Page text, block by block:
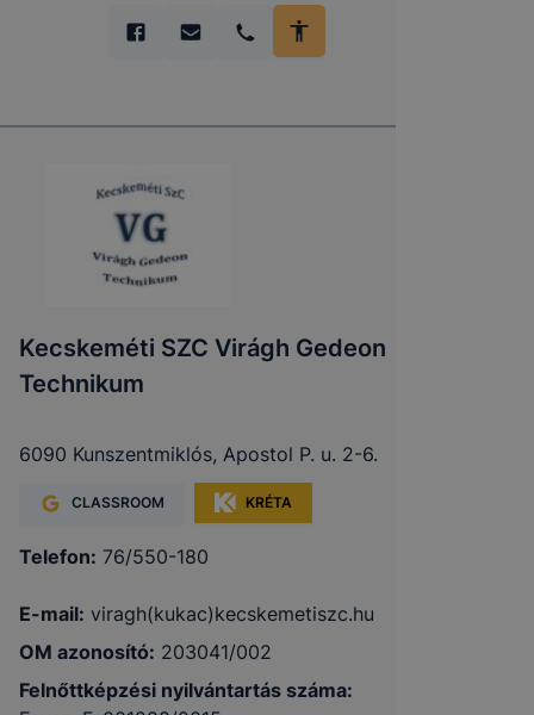
Kecskeméti SZC Virágh Gedeon
Technikum
6090 Kunszentmiklós, Apostol P. u. 2-6.
CLASSROOM KRÉTA
Telefon: 76/550-180
E-mail: viragh(kukac)kecskemetiszc.hu
OM azonosító: 203041/002
Felnőttképzési nyilvántartás száma: